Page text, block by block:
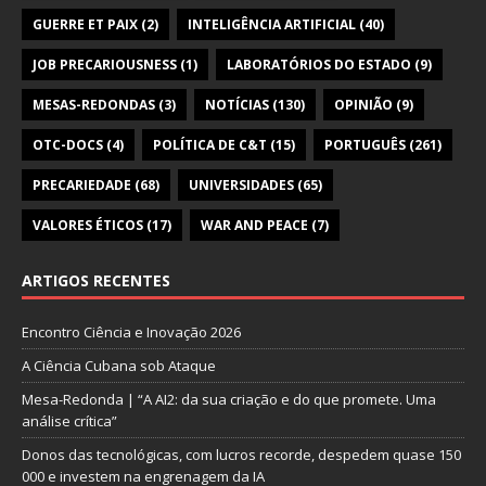
GUERRE ET PAIX (2) INTELIGÊNCIA ARTIFICIAL (40)
JOB PRECARIOUSNESS (1) LABORATÓRIOS DO ESTADO (9)
MESAS-REDONDAS (3) NOTÍCIAS (130) OPINIÃO (9)
OTC-DOCS (4) POLÍTICA DE C&T (15) PORTUGUÊS (261)
PRECARIEDADE (68) UNIVERSIDADES (65)
VALORES ÉTICOS (17) WAR AND PEACE (7)
ARTIGOS RECENTES
Encontro Ciência e Inovação 2026
A Ciência Cubana sob Ataque
Mesa-Redonda | “A AI2: da sua criação e do que promete. Uma
análise crítica”
Donos das tecnológicas, com lucros recorde, despedem quase 150
000 e investem na engrenagem da IA